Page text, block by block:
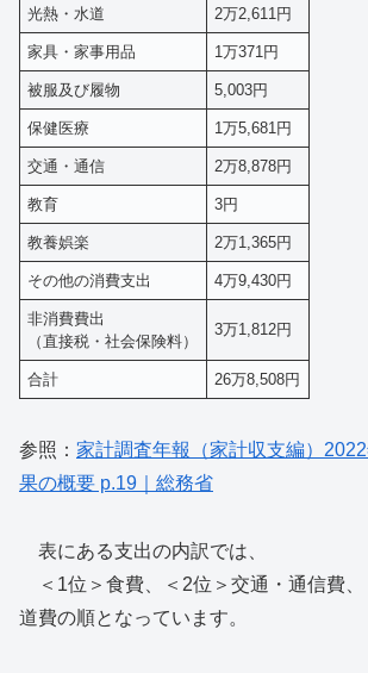
光熱・水道 2万2,611円
家具・家事用品 1万371円
被服及び履物 5,003円
保健医療 1万5,681円
交通・通信 2万8,878円
教育 3円
教養娯楽 2万1,365円
その他の消費支出 4万9,430円
非消費費出
（直接税・社会保険料）
3万1,812円
合計 26万8,508円
参照： 家計調査年報（家計収支編）
果の概要 p.19｜総務省
表にある支出の内訳では、
＜1位＞食費、＜2位＞交通・通信費、
道費の順となっています。